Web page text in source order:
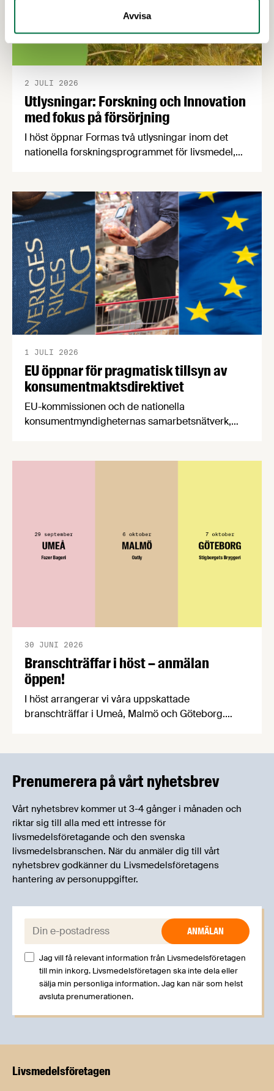
Avvisa
Utlysningar: Forskning och Innovation
med fokus på försörjning
2 JULI 2026
I höst öppnar Formas två utlysningar inom det
nationella forskningsprogrammet för livsmedel,
en motståndskraftig livsmedelsförsörjning", och
båda syftar till att bana väg för innovationer som
stärker Sveriges livsmedelsförsörjning.
EU öppnar för pragmatisk tillsyn av
konsumentmaktsdirektivet
1 JULI 2026
EU-kommissionen och de nationella
konsumentmyndigheternas samarbetsnätverk,
Branschträffar i höst – anmälan
öppen!
30 JUNI 2026
I höst arrangerar vi våra uppskattade
branschträffar i Umeå, Malmö och Göteborg.
Prenumerera på vårt nyhetsbrev
Vårt nyhetsbrev kommer ut 3-4 gånger i månaden och
riktar sig till alla med ett intresse för
livsmedelsföretagande och den svenska
livsmedelsbranschen. När du anmäler dig till vårt
nyhetsbrev godkänner du Livsmedelsföretagens
hantering av personuppgifter.
E-post:
Jag vill få relevant information från Livsmedelsföretagen
till min inkorg. Livsmedelsföretagen ska inte dela eller
sälja min personliga information. Jag kan när som helst
avsluta prenumerationen.
Livsmedels­företagen